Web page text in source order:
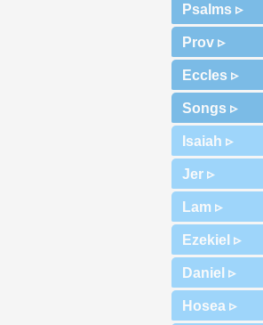
Psalms ▹
Prov ▹
Eccles ▹
Songs ▹
Isaiah ▹
Jer ▹
Lam ▹
Ezekiel ▹
Daniel ▹
Hosea ▹